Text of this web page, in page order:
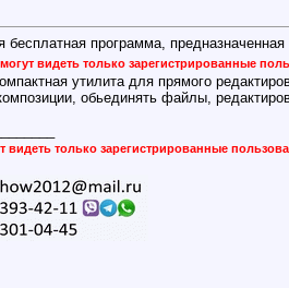
бесплатная программа,
видеть только зарегистрированные
утилита для прямого
обьединять файлы,
видеть только зарегистрированные